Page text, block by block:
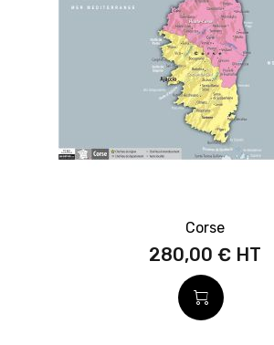
Corse
280,00 €